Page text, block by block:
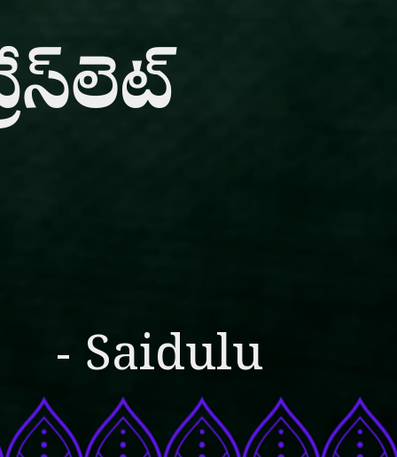
- Saidulu